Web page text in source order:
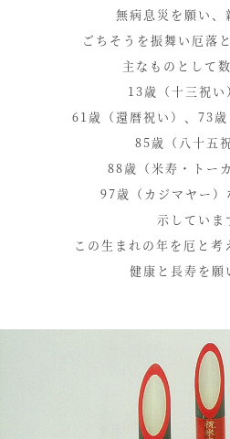
無病息災を願い、
ごちそうを振舞い厄落
主なものとして
13歳（十三祝い
61歳（還暦祝い）、 73歳
85歳（八十五
88歳（米寿・トー
97歳（カジマヤー）
示していま
この生まれの年を厄と考
健康と長寿を願